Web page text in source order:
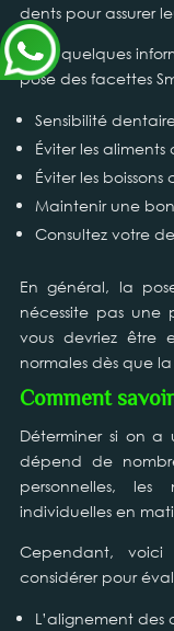
dents pour assurer
Voici quelques
pose des facettes
Sensibilité
Éviter les
Éviter les boissons
Maintenir une
Consultez votre
En général, la
nécessite pas
vous devriez être
normales dès que
Comment
Déterminer si on
dépend de
personnelles,
individuelles en
Cependant,
considérer pour
L’alignement des